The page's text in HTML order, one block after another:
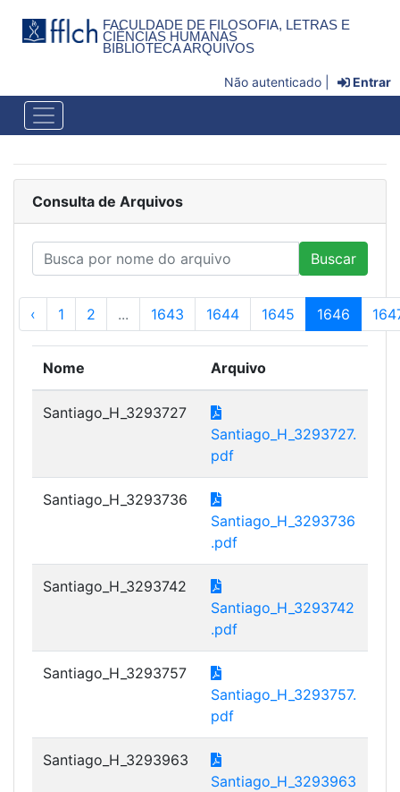
FACULDADE DE FILOSOFIA, LETRAS E
CIÊNCIAS HUMANAS
BIBLIOTECA ARQUIVOS
Não autenticado | Entrar
Consulta de Arquivos
Buscar
‹ 1 2 ... 1643 1644 1645 1646
Nome Arquivo
Santiago_H_3293727
Santiago_H_3293727.
pdf
Santiago_H_3293736
Santiago_H_3293736
.pdf
Santiago_H_3293742
Santiago_H_3293742
.pdf
Santiago_H_3293757
Santiago_H_3293757.
pdf
Santiago_H_3293963
Santiago_H_3293963